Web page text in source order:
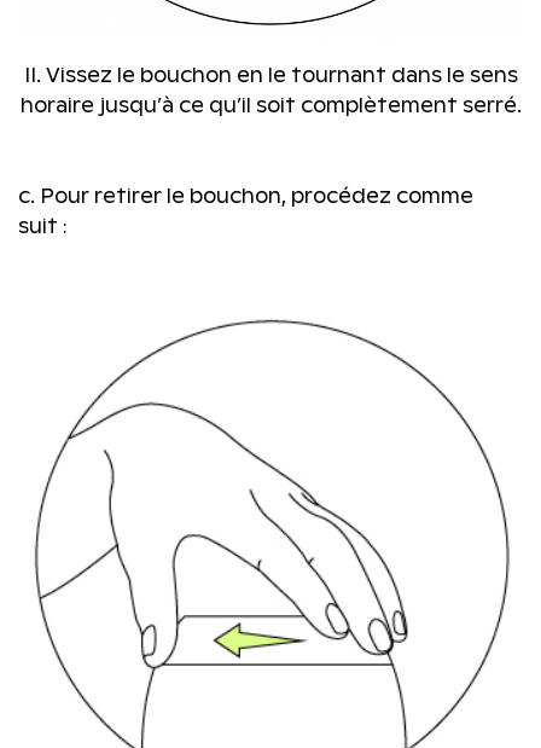
II. Vissez le bouchon en le tournant dans le sens
horaire jusqu’à ce qu’il soit complètement serré.
c. Pour retirer le bouchon, procédez comme
suit :